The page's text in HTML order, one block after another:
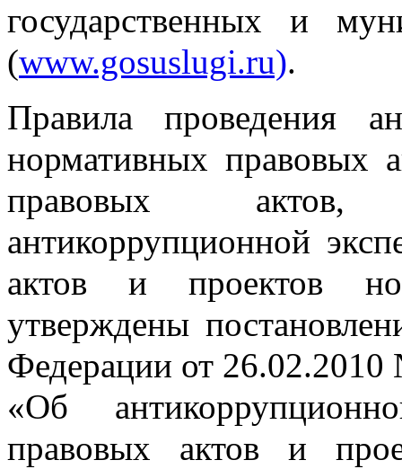
государственных и
(www.gosuslugi.ru).
Правила проведения
нормативных правовых
правовых актов,
антикоррупционной
актов и проектов
утверждены
Федерации от
«Об
правовых актов и